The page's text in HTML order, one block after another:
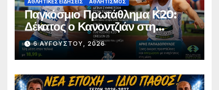
ΑΘΛΗΤΙΚΈΣ ΕΙΔΉΣΕΙΣ ΑΘΛΗΤΙΣΜΌΣ
Παγκόσμιο Πρωτάθλημα Κ20:
Δέκατος ο Κανοντζιάν στη
σφαιροβολία – Άτυχος ο
Παπαδόπουλος στον τελικό
6 ΑΥΓΟΎΣΤΟΥ, 2026